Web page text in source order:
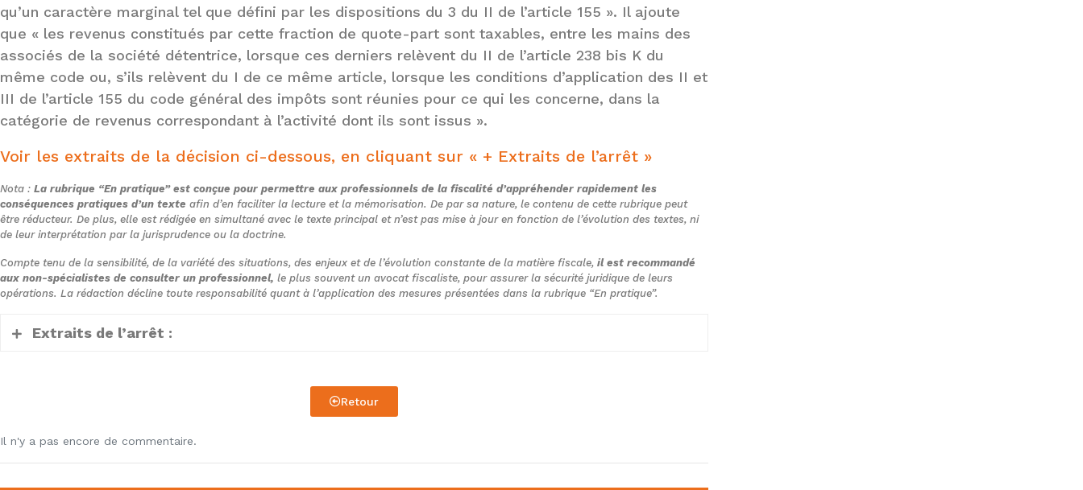
qu’un caractère marginal tel que défini par les dispositions du 3 du II de l’article 155 ». Il ajoute
que « les revenus constitués par cette fraction de quote-part sont taxables, entre les mains des
associés de la société détentrice, lorsque ces derniers relèvent du II de l’article 238 bis K du
même code ou, s’ils relèvent du I de ce même article, lorsque les conditions d’application des II et
III de l’article 155 du code général des impôts sont réunies pour ce qui les concerne, dans la
catégorie de revenus correspondant à l’activité dont ils sont issus ».
Voir les extraits de la décision ci-dessous, en cliquant sur « + Extraits de l’arrêt »
Nota : La rubrique “En pratique” est conçue pour permettre aux professionnels de la fiscalité d’appréhender rapidement les
conséquences pratiques d’un texte afin d’en faciliter la lecture et la mémorisation. De par sa nature, le contenu de cette rubrique peut
être réducteur. De plus, elle est rédigée en simultané avec le texte principal et n’est pas mise à jour en fonction de l’évolution des textes, ni
de leur interprétation par la jurisprudence ou la doctrine.
Compte tenu de la sensibilité, de la variété des situations, des enjeux et de l’évolution constante de la matière fiscale, il est recommandé
aux non-spécialistes de consulter un professionnel, le plus souvent un avocat fiscaliste, pour assurer la sécurité juridique de leurs
opérations. La rédaction décline toute responsabilité quant à l’application des mesures présentées dans la rubrique “En pratique”.
Extraits de l’arrêt :
2. Il ressort des pièces des dossiers soumis aux juges du fond que M. C… A… et M. B… A…
sont respectivement l’unique associé et gérant des entreprises unipersonnelles à
relevant du régime d’imposition des sociétés de personnes. Ces deux entreprises, qui
Retour
Il n'y a pas encore de commentaire.